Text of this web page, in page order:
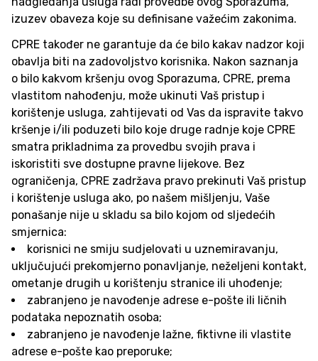
izuzev obaveza koje su definisane važećim zakonima.
CPRE također ne garantuje da će bilo kakav nadzor koji
obavlja biti na zadovoljstvo korisnika. Nakon saznanja
o bilo kakvom kršenju ovog Sporazuma, CPRE, prema
vlastitom nahođenju, može ukinuti Vaš pristup i
korištenje usluga, zahtijevati od Vas da ispravite takvo
kršenje i/ili poduzeti bilo koje druge radnje koje CPRE
smatra prikladnima za provedbu svojih prava i
iskoristiti sve dostupne pravne lijekove. Bez
ograničenja, CPRE zadržava pravo prekinuti Vaš pristup
i korištenje usluga ako, po našem mišljenju, Vaše
ponašanje nije u skladu sa bilo kojom od sljedećih
smjernica:
korisnici ne smiju sudjelovati u uznemiravanju,
uključujući prekomjerno ponavljanje, neželjeni kontakt,
ometanje drugih u korištenju stranice ili uhođenje;
zabranjeno je navođenje adrese e-pošte ili ličnih
podataka nepoznatih osoba;
zabranjeno je navođenje lažne, fiktivne ili vlastite
adrese e-pošte kao preporuke;